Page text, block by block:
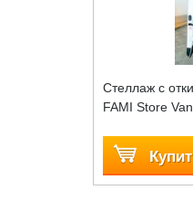
Cтеллаж с
FAMI Store